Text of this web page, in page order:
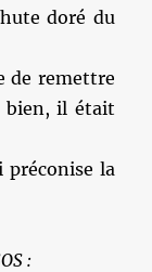
doré du
de remettre
bien, il était
la
: